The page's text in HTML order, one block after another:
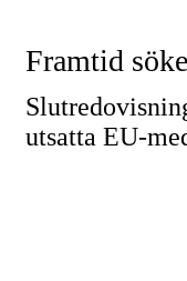
Framtid
utsatta EU-